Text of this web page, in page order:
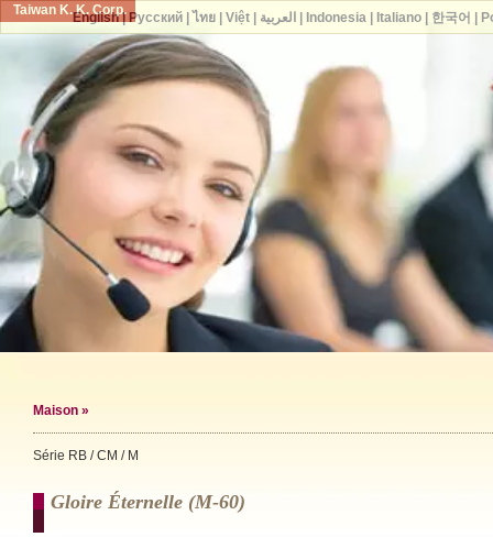
Taiwan K. K. Corp.
Maison »
Série RB / CM / M
Gloire Éternelle (m-60)
English| Русский| ไทย| Việt| العربية Indonesia| Italiano| 한국어